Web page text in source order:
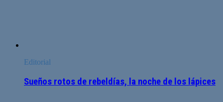
Editorial
Sueños rotos de rebeldías, la noche de los lápices